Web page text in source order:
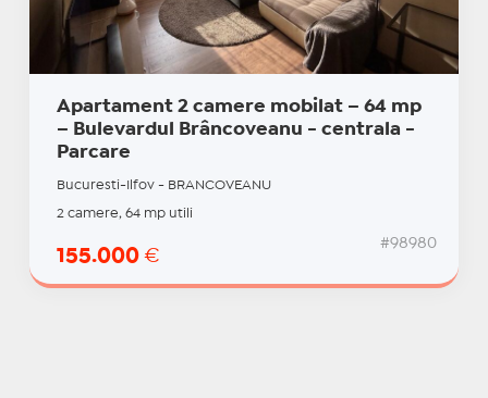
Apartament 2 camere mobilat – 64 mp
– Bulevardul Brâncoveanu - centrala -
Parcare
Bucuresti-Ilfov - BRANCOVEANU
2 camere, 64 mp utili
155.000 €
#98980